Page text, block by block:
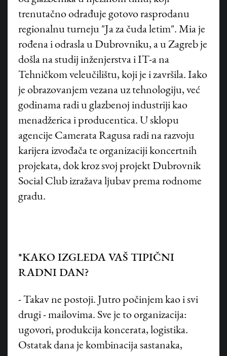
trenutačno odrađuje gotovo rasprodanu
regionalnu turneju "Ja za čuda letim". Mia je
rođena i odrasla u Dubrovniku, a u Zagreb je
došla na studij inženjerstva i IT-a na
Tehničkom veleučilištu, koji je i završila. Iako
je obrazovanjem vezana uz tehnologiju, već
godinama radi u glazbenoj industriji kao
menadžerica i producentica. U sklopu
agencije Camerata Ragusa radi na razvoju
karijera izvođača te organizaciji koncertnih
projekata, dok kroz svoj projekt Dubrovnik
Social Club izražava ljubav prema rodnome
gradu.
*KAKO IZGLEDA VAŠ TIPIČNI
RADNI DAN?
- Takav ne postoji. Jutro počinjem kao i svi
drugi - mailovima. Sve je to organizacija:
ugovori, produkcija koncerata, logistika.
Ostatak dana je kombinacija sastanaka,